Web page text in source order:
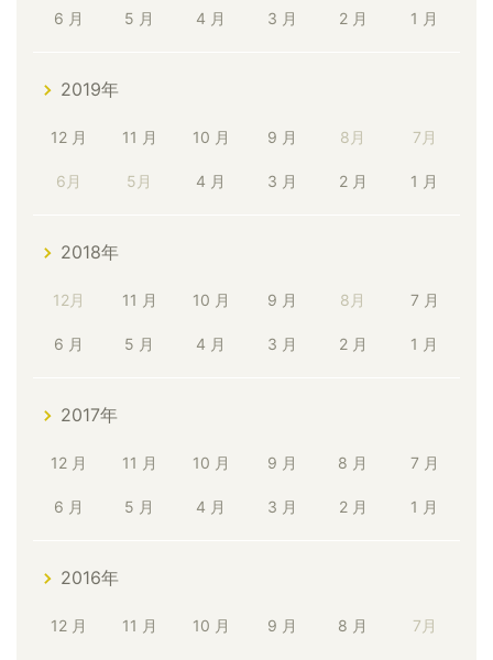
6 月 5 月 4 月 3 月 2 月 1 月
2019年
12 月 11 月 10 月 9 月 8月 7月
6月 5月 4 月 3 月 2 月 1 月
2018年
12月 11 月 10 月 9 月 8月 7 月
6 月 5 月 4 月 3 月 2 月 1 月
2017年
12 月 11 月 10 月 9 月 8 月 7 月
6 月 5 月 4 月 3 月 2 月 1 月
2016年
12 月 11 月 10 月 9 月 8 月 7月